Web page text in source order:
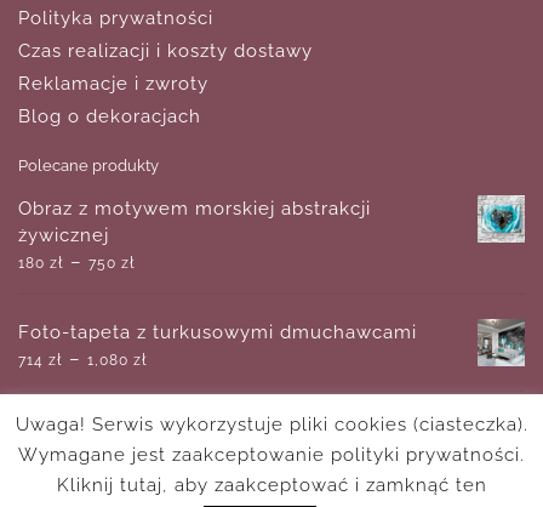
Polityka prywatności
Czas realizacji i koszty dostawy
Reklamacje i zwroty
Blog o dekoracjach
Polecane produkty
Obraz z motywem morskiej abstrakcji
żywicznej
180 zł – 750 zł
Foto-tapeta z turkusowymi dmuchawcami
714 zł – 1,080 zł
Obraz z motywem szarego krajobrazu z
drzewem
zł–750zł
Uwaga! Serwis wykorzystuje pliki cookies (ciasteczka).
Wymagane jest zaakceptowanie polityki prywatności.
Kliknij tutaj, aby zaakceptować i zamknąć ten